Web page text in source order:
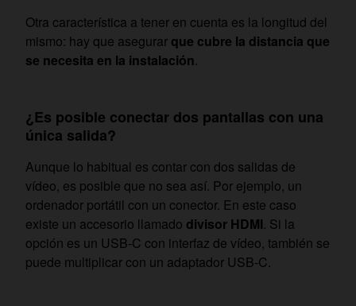
Otra característica a tener en cuenta es la longitud del
mismo: hay que asegurar que cubre la distancia que
se necesita en la instalación.
¿Es posible conectar dos pantallas con una
única salida?
Aunque lo habitual es contar con dos salidas de
vídeo, es posible que no sea así. Por ejemplo, un
ordenador portátil con un conector. En este caso
existe un accesorio llamado divisor HDMI. Si la
opción es un USB-C con interfaz de vídeo, también se
puede multiplicar con un adaptador USB-C.